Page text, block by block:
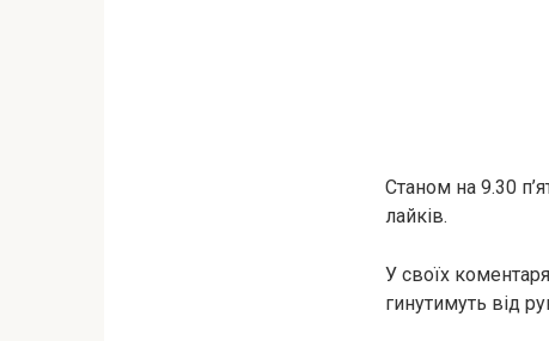
Станом на 9.30
лайків.
У своїх
гинутимуть від